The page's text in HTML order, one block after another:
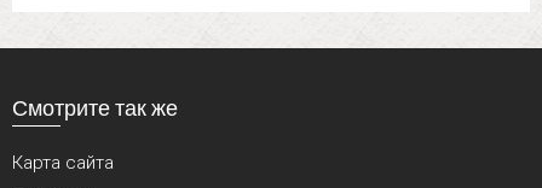
Смотрите так же
Карта сайта